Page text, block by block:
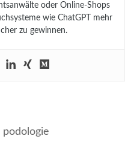
oder Online-Shops
wie ChatGPT mehr
zu gewinnen.
podologie